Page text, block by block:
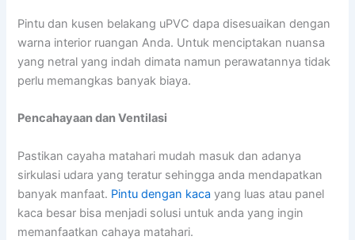
Pintu dan kusen belakang uPVC dapa disesuaikan dengan
warna interior ruangan Anda. Untuk menciptakan nuansa
yang netral yang indah dimata namun perawatannya tidak
perlu memangkas banyak biaya.
Pencahayaan dan Ventilasi
Pastikan cayaha matahari mudah masuk dan adanya
sirkulasi udara yang teratur sehingga anda mendapatkan
banyak manfaat. Pintu dengan kacayang luas atau panel
kaca besar bisa menjadi solusi untuk anda yang ingin
memanfaatkan cahaya matahari.